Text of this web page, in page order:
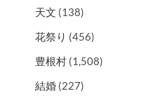
天文 (138)
花祭り (456)
豊根村 (1,508)
結婚 (227)